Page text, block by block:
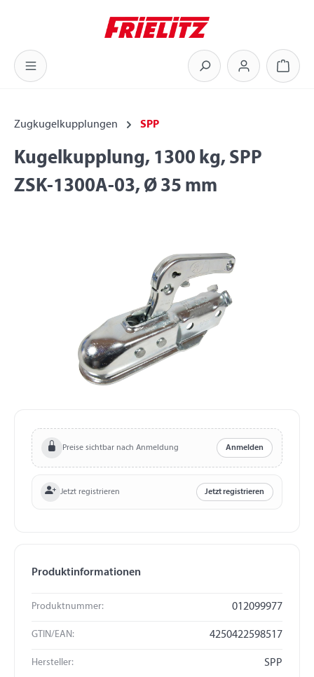
Zum Hauptinhalt springen
Zugkugelkupplungen SPP
Kugelkupplung, 1300 kg, SPP
ZSK-1300A-03, Ø 35 mm
Preise sichtbar nach Anmeldung Anmelden
Jetzt registrieren Jetzt registrieren
Produktinformationen
Produktnummer: 012099977
GTIN/EAN: 4250422598517
Hersteller: SPP